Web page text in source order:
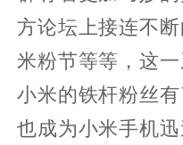
方论坛上接连不
米粉节等等，这
小米的铁杆粉丝
也成为小米手机